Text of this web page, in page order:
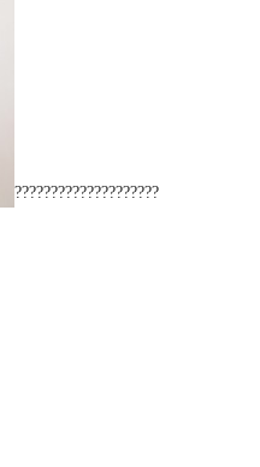
????????????????????